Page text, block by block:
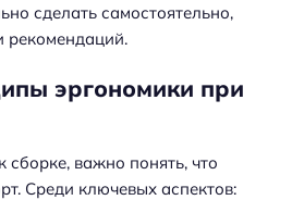
сделать самостоятельно,
рекомендаций.
эргономики при
сборке, важно понять, что
Среди ключевых аспектов: